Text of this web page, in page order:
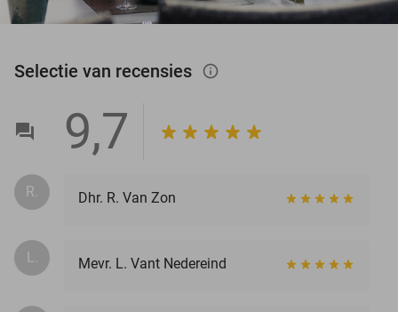
Selectie van recensies info_outlined
9,7
R. Dhr. R. Van Zon
L. Mevr. L. Vant Nedereind